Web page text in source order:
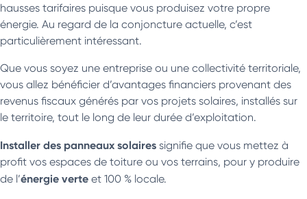
hausses tarifaires puisque vous produisez votre propre
énergie. Au regard de la conjoncture actuelle, c’est
particulièrement intéressant.
Que vous soyez une entreprise ou une collectivité territoriale,
vous allez bénéficier d’avantages financiers provenant des
revenus fiscaux générés par vos projets solaires, installés sur
le territoire, tout le long de leur durée d’exploitation.
Installer des panneaux solaires signifie que vous mettez à
profit vos espaces de toiture ou vos terrains, pour y produire
de l’énergie verte et 100 % locale.